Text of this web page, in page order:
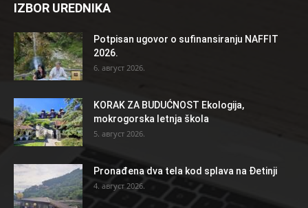
IZBOR UREDNIKA
Potpisan ugovor o sufinansiranju NAFFIT
2026.
6. август 2026.
KORAK ZA BUDUĆNOST Ekologija,
mokrogorska letnja škola
5. август 2026.
Pronađena dva tela kod splava na Đetinji
4. август 2026.